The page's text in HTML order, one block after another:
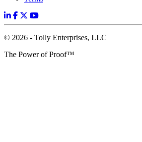
© 2026 - Tolly Enterprises, LLC
The Power of Proof™